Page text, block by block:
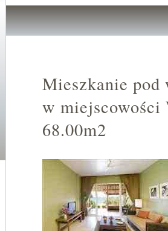
Mieszkanie
w miejscowości
68.00m2